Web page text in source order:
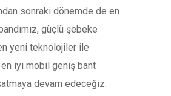
sonraki dönemde de en
güçlü şebeke
yeni teknolojiler ile
iyi mobil geniş bant
devam edeceğiz.